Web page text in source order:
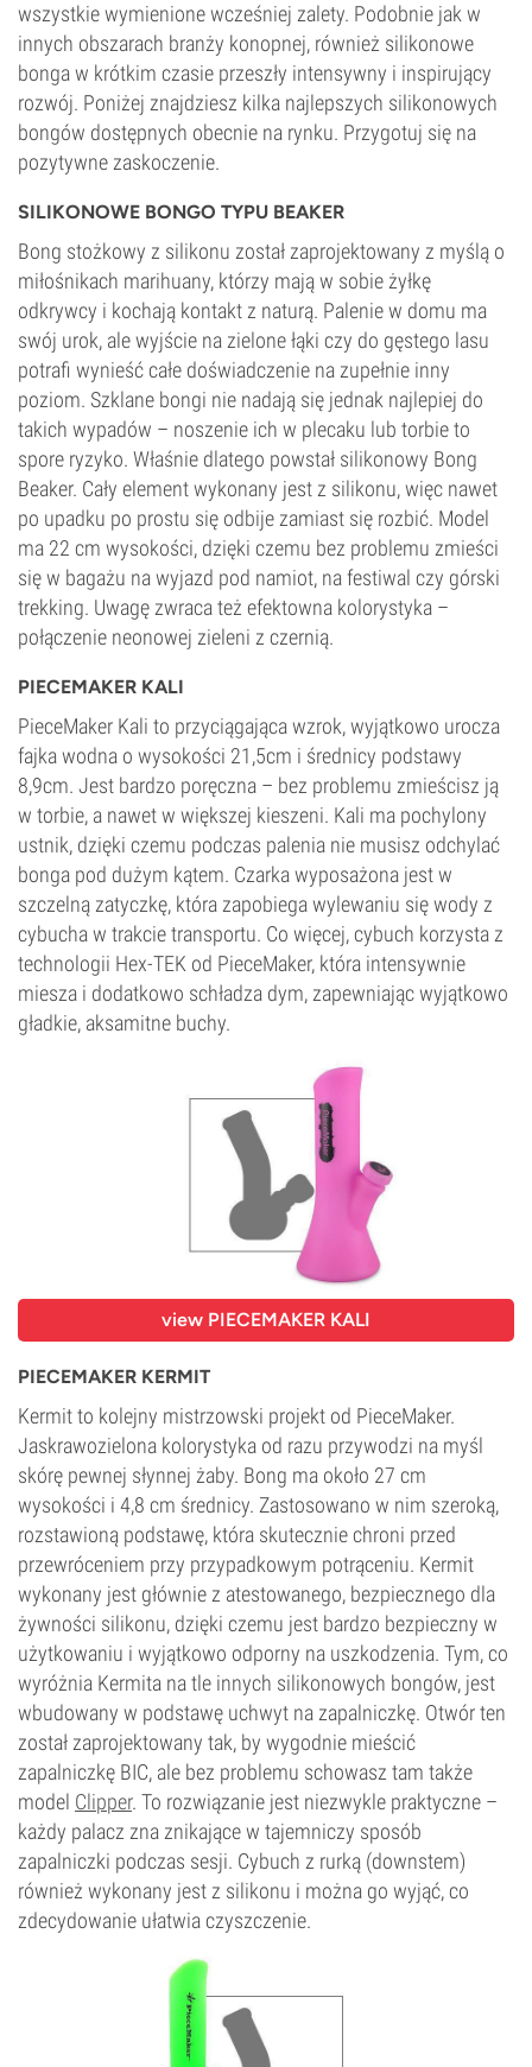
wszystkie wymienione wcześniej zalety. Podobnie jak w
innych obszarach branży konopnej, również silikonowe
bonga w krótkim czasie przeszły intensywny i inspirujący
rozwój. Poniżej znajdziesz kilka najlepszych silikonowych
bongów dostępnych obecnie na rynku. Przygotuj się na
pozytywne zaskoczenie.
SILIKONOWE BONGO TYPU BEAKER
Bong stożkowy z silikonu został zaprojektowany z myślą o
miłośnikach marihuany, którzy mają w sobie żyłkę
odkrywcy i kochają kontakt z naturą. Palenie w domu ma
swój urok, ale wyjście na zielone łąki czy do gęstego lasu
potrafi wynieść całe doświadczenie na zupełnie inny
poziom. Szklane bongi nie nadają się jednak najlepiej do
takich wypadów – noszenie ich w plecaku lub torbie to
spore ryzyko. Właśnie dlatego powstał silikonowy Bong
Beaker. Cały element wykonany jest z silikonu, więc nawet
po upadku po prostu się odbije zamiast się rozbić. Model
ma 22 cm wysokości, dzięki czemu bez problemu zmieści
się w bagażu na wyjazd pod namiot, na festiwal czy górski
trekking. Uwagę zwraca też efektowna kolorystyka –
połączenie neonowej zieleni z czernią.
PIECEMAKER KALI
PieceMaker Kali to przyciągająca wzrok, wyjątkowo urocza
fajka wodna o wysokości 21,5cm i średnicy podstawy
8,9cm. Jest bardzo poręczna – bez problemu zmieścisz ją
w torbie, a nawet w większej kieszeni. Kali ma pochylony
ustnik, dzięki czemu podczas palenia nie musisz odchylać
bonga pod dużym kątem. Czarka wyposażona jest w
szczelną zatyczkę, która zapobiega wylewaniu się wody z
cybucha w trakcie transportu. Co więcej, cybuch korzysta z
technologii Hex-TEK od PieceMaker, która intensywnie
miesza i dodatkowo schładza dym, zapewniając wyjątkowo
gładkie, aksamitne buchy.
view PIECEMAKER KALI
PIECEMAKER KERMIT
Kermit to kolejny mistrzowski projekt od PieceMaker.
Jaskrawozielona kolorystyka od razu przywodzi na myśl
skórę pewnej słynnej żaby. Bong ma około 27 cm
wysokości i 4,8 cm średnicy. Zastosowano w nim szeroką,
rozstawioną podstawę, która skutecznie chroni przed
przewróceniem przy przypadkowym potrąceniu. Kermit
wykonany jest głównie z atestowanego, bezpiecznego dla
żywności silikonu, dzięki czemu jest bardzo bezpieczny w
użytkowaniu i wyjątkowo odporny na uszkodzenia. Tym, co
wyróżnia Kermita na tle innych silikonowych bongów, jest
wbudowany w podstawę uchwyt na zapalniczkę. Otwór ten
został zaprojektowany tak, by wygodnie mieścić
zapalniczkę BIC, ale bez problemu schowasz tam także
model Clipper. To rozwiązanie jest niezwykle praktyczne –
każdy palacz zna znikające w tajemniczy sposób
zapalniczki podczas sesji. Cybuch z rurką (downstem)
również wykonany jest z silikonu i można go wyjąć, co
zdecydowanie ułatwia czyszczenie.